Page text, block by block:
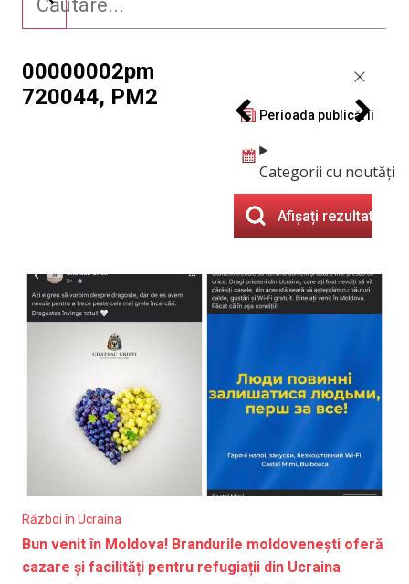
00000002pm
720044, PM2
Perioada publicării
Categorii cu noutăți
Afișați rezultatele
Război în Ucraina
Bun venit în Moldova! Brandurile moldovenești oferă
cazare și facilități pentru refugiații din Ucraina